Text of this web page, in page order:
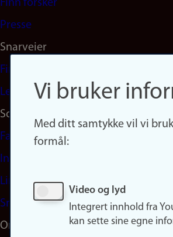
Finn forsker
Presse
Snarveier
Finn studier
Ledige stillinger
Sosiale medier
Facebook
Instagram
LinkedIn
Snapchat
Om nettstedet
Vi bruker
Med ditt samtykke vil vi
formål:
Video og lyd
Integrert innhold fra
kan sette sine egne